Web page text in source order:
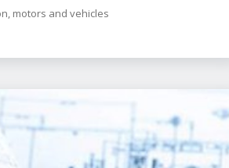
motors and vehicles